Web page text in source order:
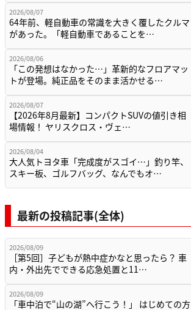
2026/08/07
64年前、軽自動車の常識を大きく覆したクルマ
があった。「軽自動車であることを…
2026/08/06
「この発想はなかった…」革新的なフロアマッ
トが登場。純正品をそのまま活かせる…
2026/08/07
【2026年8月最新】コンパクトSUVの値引き相
場情報！ ヤリスクロス・ヴェ…
2026/08/04
大人気トヨタ車「完成度がスゴイ…」釣り竿、
スキー板、ゴルフバッグ、なんでもオ…
最新の投稿記事(全体)
2026/08/09
［第5回］子どもが熱中症かなと思ったら？ 車
内・外出先でできる応急処置と11…
2026/08/09
「車中泊で“山の湖”へ行こう！」 はじめての方